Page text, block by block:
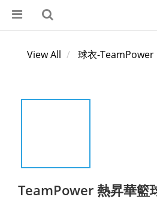
View All 球衣-TeamPower
TeamPower 熱昇華籃